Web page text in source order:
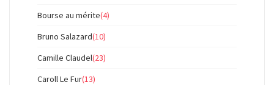
Bourse au mérite(4)
Bruno Salazard(10)
Camille Claudel(23)
Caroll Le Fur(13)